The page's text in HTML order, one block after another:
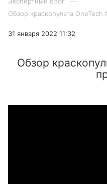
Обзор краскопульта OneTech
31 января 2022 11:32
Обзор